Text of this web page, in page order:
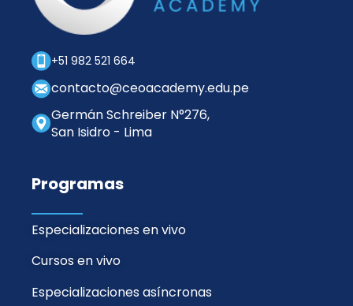
+51 982 521 664
contacto@ceoacademy.edu.pe
Germán Schreiber N°276,
San Isidro - Lima
Programas
Especializaciones en vivo
Cursos en vivo
Especializaciones asíncronas